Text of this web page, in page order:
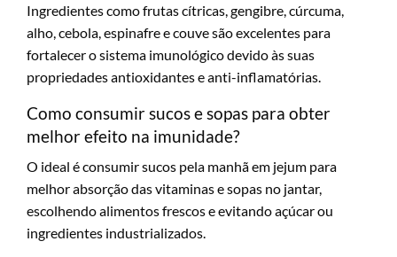
Ingredientes como frutas cítricas, gengibre, cúrcuma,
alho, cebola, espinafre e couve são excelentes para
fortalecer o sistema imunológico devido às suas
propriedades antioxidantes e anti-inflamatórias.
Como consumir sucos e sopas para obter
melhor efeito na imunidade?
O ideal é consumir sucos pela manhã em jejum para
melhor absorção das vitaminas e sopas no jantar,
escolhendo alimentos frescos e evitando açúcar ou
ingredientes industrializados.